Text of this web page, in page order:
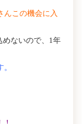
んこの機会に入
めないので、1年